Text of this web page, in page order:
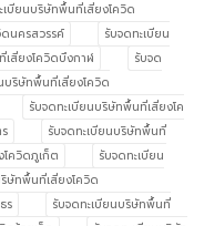
เบียนบริษัทพื้นที่เสี่ยงโควิด
นครสวรรค์
รับจดทะเบียน
เสี่ยงโควิดบึงกาฬ
รับจด
บริษัทพื้นที่เสี่ยงโควิด
รับจดทะเบียนบริษัทพื้นที่เสี่ยงโค
รับจดทะเบียนบริษัทพื้นที่
ควิดภูเก็ต
รับจดทะเบียน
ษัทพื้นที่เสี่ยงโควิด
ร
รับจดทะเบียนบริษัทพื้นที่